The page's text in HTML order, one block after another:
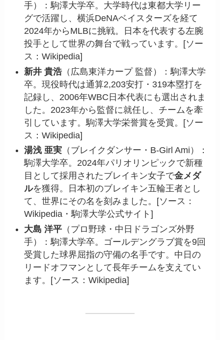
手）：駒澤大学卒。大学時代は東都大学リー
グで活躍し、横浜DeNAベイスターズを経て
2024年からMLBに挑戦。日本を代表する左腕
投手として世界の舞台で戦っています。[ソー
ス：Wikipedia]
新井 貴浩 （広島東洋カープ 監督）：駒澤大学
卒。現役時代は通算2,203安打・319本塁打を
記録し、2006年WBC日本代表にも選出されま
した。2023年から監督に就任し、チームを牽
引しています。駒澤大学栄誉賞を受賞。[ソー
ス：Wikipedia]
湯浅 亜実 （ブレイクダンサー・B-Girl Ami）：
駒澤大学卒。2024年パリオリンピックで新種
目として採用されたブレイキン女子で金メダ
ルを獲得。日本初のブレイキン五輪王者とし
て、世界にその名を刻みました。[ソース：
Wikipedia・駒澤大学公式サイト]
大島 洋平 （プロ野球・中日ドラゴンズ外野
手）：駒澤大学卒。ゴールデングラブ賞を9回
受賞した球界屈指の守備の名手です。中日の
リードオフマンとして長年チームを支えてい
ます。[ソース：Wikipedia]